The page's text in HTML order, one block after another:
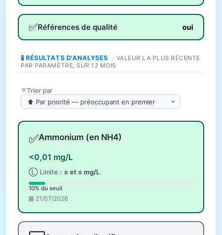
✅Références de qualité oui
🧪 RÉSULTATS D'ANALYSES
· VALEUR LA PLUS RÉCENTE
PAR PARAMÈTRE, SUR 12 MOIS
Trier par
✅Ammonium (en NH4)
<0,01 mg/L
Ⓛ Limite : ≥ et ≤ mg/L
10% du seuil
21/07/2026